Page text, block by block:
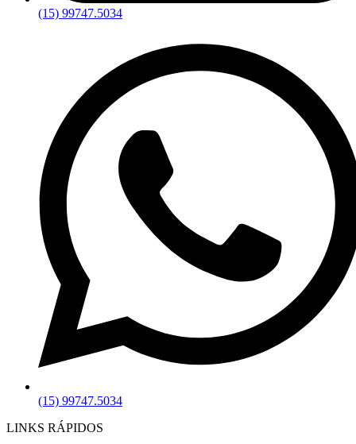
(15) 99747.5034
(15) 99747.5034
LINKS RÁPIDOS